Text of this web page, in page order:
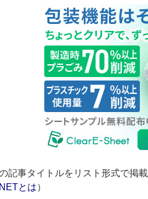
の記事タイトルをリスト形式で掲
とは）